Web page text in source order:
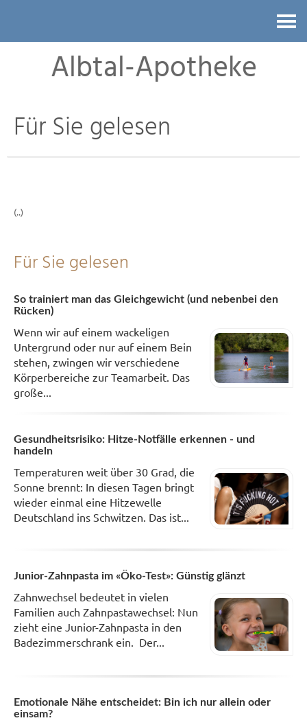
Albtal-Apotheke
Für Sie gelesen
(..)
Für Sie gelesen
So trainiert man das Gleichgewicht (und nebenbei den
Rücken)
Wenn wir auf einem wackeligen
Untergrund oder nur auf einem Bein
stehen, zwingen wir verschiedene
Körperbereiche zur Teamarbeit. Das
große...
Gesundheitsrisiko: Hitze-Notfälle erkennen - und
handeln
Temperaturen weit über 30 Grad, die
Sonne brennt: In diesen Tagen bringt
wieder einmal eine Hitzewelle
Deutschland ins Schwitzen. Das ist...
Junior-Zahnpasta im «Öko-Test»: Günstig glänzt
Zahnwechsel bedeutet in vielen
Familien auch Zahnpastawechsel: Nun
zieht eine Junior-Zahnpasta in den
Badezimmerschrank ein. Der...
Emotionale Nähe entscheidet: Bin ich nur allein oder
einsam?